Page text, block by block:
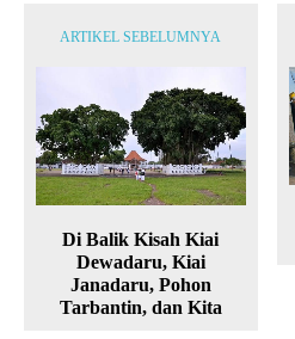
ARTIKEL SEBELUMNYA
Di Balik Kisah Kiai
Dewadaru, Kiai
Janadaru, Pohon
Tarbantin, dan Kita